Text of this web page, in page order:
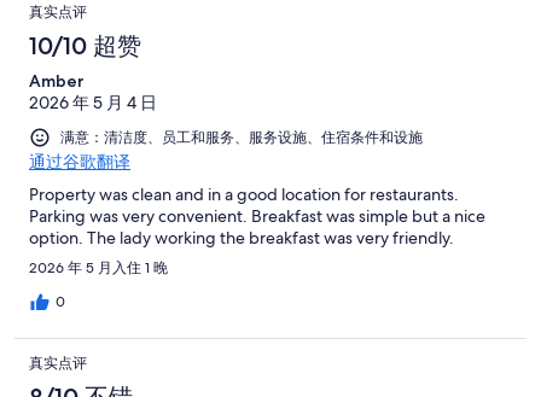
真实点评
10/10 超赞
Amber
2026 年 5 月 4 日
满意：清洁度、员工和服务、服务设施、住宿条件和设施
通过谷歌翻译
Property was clean and in a good location for restaurants.
Parking was very convenient. Breakfast was simple but a nice
option. The lady working the breakfast was very friendly.
2026 年 5 月入住 1 晚
0
真实点评